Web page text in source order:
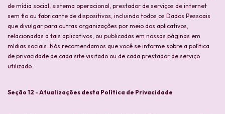
de mídia social, sistema operacional, prestador de serviços de internet
sem fio ou fabricante de dispositivos, incluindo todos os Dados Pessoais
que divulgar para outras organizações por meio dos aplicativos,
relacionadas a tais aplicativos, ou publicadas em nossas páginas em
mídias sociais. Nós recomendamos que você se informe sobre a política
de privacidade de cada site visitado ou de cada prestador de serviço
utilizado.
Seção 12 - Atualizações desta Política de Privacidade